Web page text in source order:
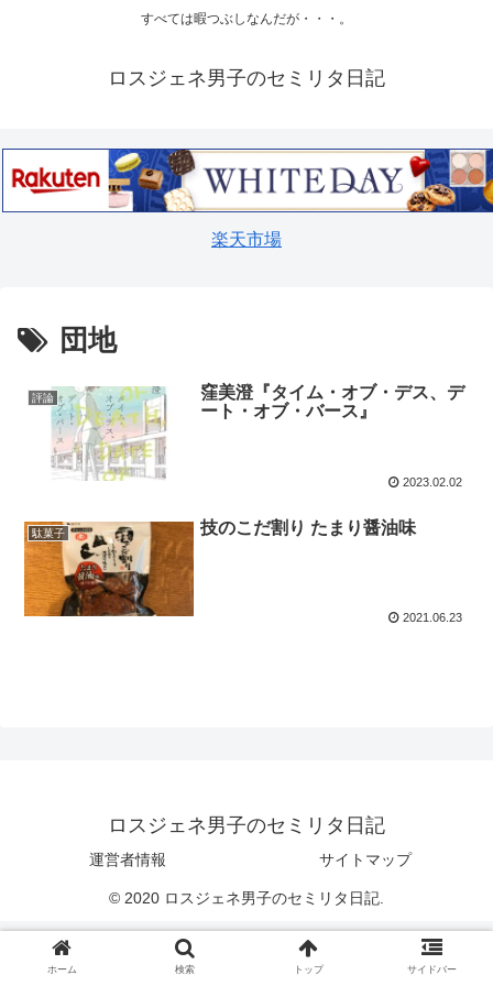
すべては暇つぶしなんだが・・・。
ロスジェネ男子のセミリタ日記
楽天市場
団地
評論
窪美澄『タイム・オブ・デス、デ
ート・オブ・バース』
2023.02.02
駄菓子 技のこだ割り たまり醤油味
2021.06.23
ロスジェネ男子のセミリタ日記
運営者情報 サイトマップ
© 2020 ロスジェネ男子のセミリタ日記.
ホーム 検索 トップ サイドバー